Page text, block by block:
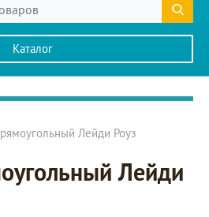
Каталог
Лейди Роуз
Лейди